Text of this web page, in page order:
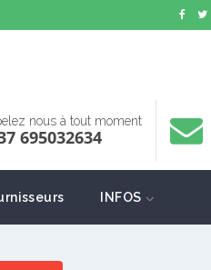
nous à tout moment
695032634
INFOS